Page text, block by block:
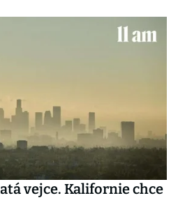
vejce. Kalifornie chce